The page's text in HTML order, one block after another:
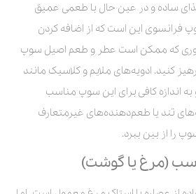
ساده و در عین حال با طعمی عمیق
فرانسوی این است که از اضافه کردن
که ممکن است عطر و طعم اصیل سوپ
کنید. ادویه‌های ملایم و کلاسیک مانند
اندازه کافی برای این سوپ مناسب
تند یا طعم‌دهنده‌های غیرمتعارف
را از بین ببرد.
(مرغ یا گوشت)